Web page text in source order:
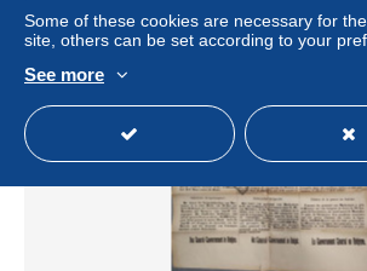
Some of these cookies are necessary for
site, others can be set according to your
See more